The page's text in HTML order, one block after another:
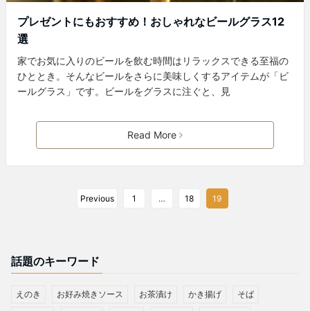
プレゼントにもおすすめ！おしゃれなビールグラス12
選
家でお気に入りのビールを飲む時間はリラックスできる至福の
ひととき。そんなビールをさらに美味しくするアイテムが「ビ
ールグラス」です。ビールをグラスに注ぐと、見
Read More
Previous 1 … 18 19
話題のキーワード
えのき お好み焼きソース お茶漬け かき揚げ そば